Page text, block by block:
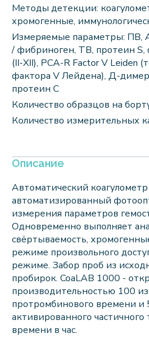
Методы детекции:
хромогенные,
Измеряемые параметры: ПВ,
/ фибриноген, ТВ, протеин
(II-XII), PCA-R Factor V Leiden
фактора V Лейдена), Д-
протеин С
Количество образцов на
Количество измерительных
Описание
Автоматический
автоматизированный
измерения параметров
Одновременно выполняет
свёртываемость,
режиме произвольного
режиме. Забор проб из
пробирок. CoaLAB 1000 -
производительностью 100
протромбинового времени и
активированного частичного
времени в час.